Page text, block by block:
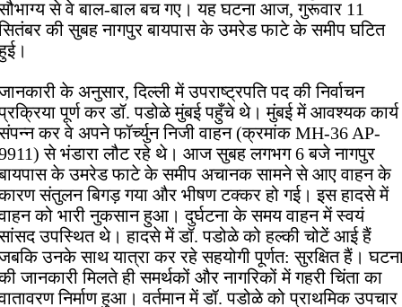
से वे बाल-बाल बच गए। यह घटना आज, गुरूवार 11
की सुबह नागपुर बायपास के उमरेड फाटे के समीप घटित
के अनुसार, दिल्ली में उपराष्ट्रपति पद की निर्वाचन
पूर्ण कर डॉ. पडोळे मुंबई पहुँचे थे। मुंबई में आवश्यक कार्य
कर वे अपने फॉर्च्युन निजी वाहन (क्रमांक MH-36 AP-
से भंडारा लौट रहे थे। आज सुबह लगभग 6 बजे नागपुर
के उमरेड फाटे के समीप अचानक सामने से आए वाहन के
संतुलन बिगड़ गया और भीषण टक्कर हो गई। इस हादसे में
को भारी नुकसान हुआ। दुर्घटना के समय वाहन में स्वयं
उपस्थित थे। हादसे में डॉ. पडोळे को हल्की चोटें आई हैं
उनके साथ यात्रा कर रहे सहयोगी पूर्णत: सुरक्षित हैं।
जानकारी मिलते ही समर्थकों और नागरिकों में गहरी चिंता का
निर्माण हुआ। वर्तमान में डॉ. पडोळे को प्राथमिक उपचार